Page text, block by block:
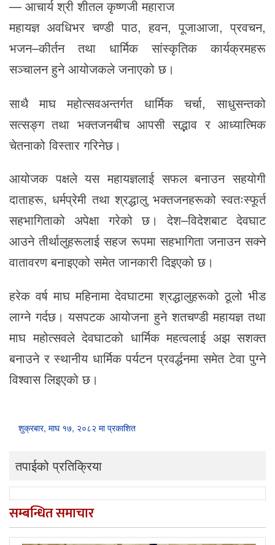
— आचार्य श्री शीतल कृष्णजी महाराज
महायज्ञ अवधिभर चण्डी पाठ, हवन, पूजाआजा, प्रवचन,
भजन–कीर्तन तथा धार्मिक सांस्कृतिक कार्यक्रमहरू
सञ्चालन हुने आयोजकले जनाएको छ।
साथै माघ महोत्सवअन्तर्गत धार्मिक चर्चा, साधुसन्तको
सत्सङ्ग तथा भक्तजनबीच आपसी सद्भाव र आध्यात्मिक
चेतनाको विस्तार गरिनेछ।
आयोजक पक्षले यस महायज्ञलाई सफल बनाउन सहयोगी
दाताहरू, धर्मप्रेमी तथा श्रद्धालु भक्तजनहरूको स्वतःस्फूर्त
सहभागिताको अपेक्षा गरेको छ। देश–विदेशबाट देवघाट
आउने तीर्थालुहरूलाई सहज रूपमा सहभागिता जनाउन सक्ने
वातावरण बनाइएको समेत जानकारी दिइएको छ।
हरेक वर्ष माघ महिनामा देवघाटमा श्रद्धालुहरूको ठूलो भीड
लाग्ने गर्दछ। यसपटक आयोजना हुने शतचण्डी महायज्ञ तथा
माघ महोत्सवले देवघाटको धार्मिक महत्वलाई अझ सशक्त
बनाउने र स्थानीय धार्मिक पर्यटन प्रवर्द्धनमा समेत टेवा पुग्ने
विश्वास लिइएको छ।
शुक्रबार, माघ १७, २०८२ मा प्रकाशित
तपाईको प्रतिक्रिया
सम्बन्धित समाचार